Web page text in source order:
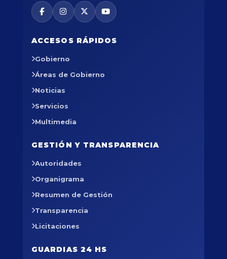
ACCESOS RÁPIDOS
Gobierno
Áreas de Gobierno
Noticias
Servicios
Multimedia
GESTIÓN Y TRANSPARENCIA
Autoridades
Organigrama
Resumen de Gestión
Transparencia
Licitaciones
GUARDIAS 24 HS